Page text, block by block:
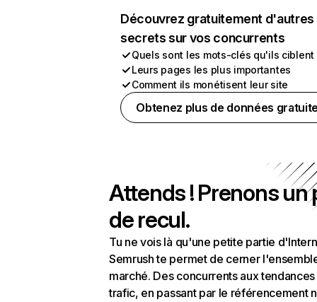
Découvrez gratuitement d'autres
secrets sur vos concurrents
Quels sont les mots-clés qu'ils ciblent
Leurs pages les plus importantes
Comment ils monétisent leur site
Obtenez plus de données
Attends ! Prenons un
de recul.
Tu ne vois là qu'une petite partie
Semrush te permet de cerner
marché. Des concurrents aux
trafic, en passant par le référencement